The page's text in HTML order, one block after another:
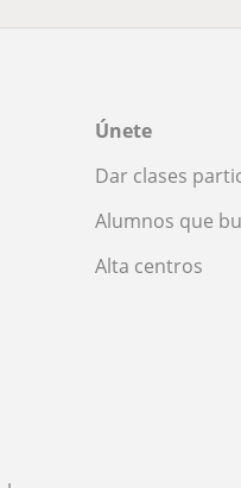
Únete
Dar clases
Alumnos que
Alta centros